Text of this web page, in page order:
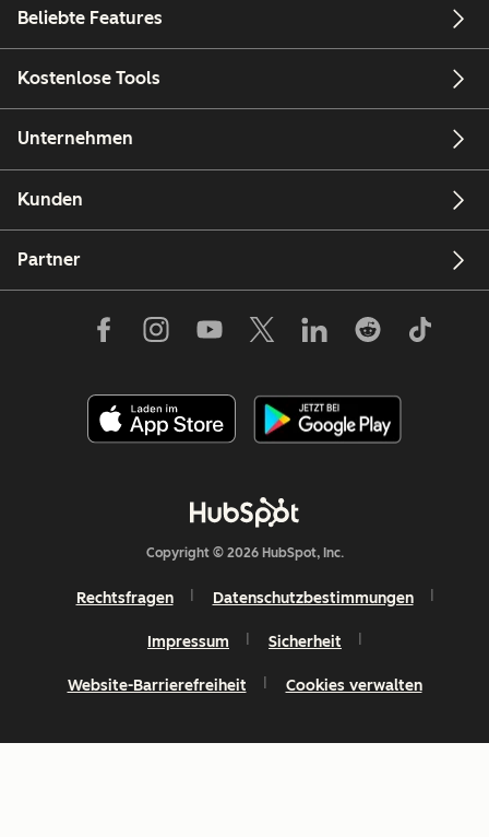
Beliebte Features
Kostenlose Tools
Unternehmen
Kunden
Partner
Copyright © 2026 HubSpot, Inc.
Rechtsfragen Datenschutzbestimmungen
Impressum Sicherheit
Website-Barrierefreiheit Cookies verwalten